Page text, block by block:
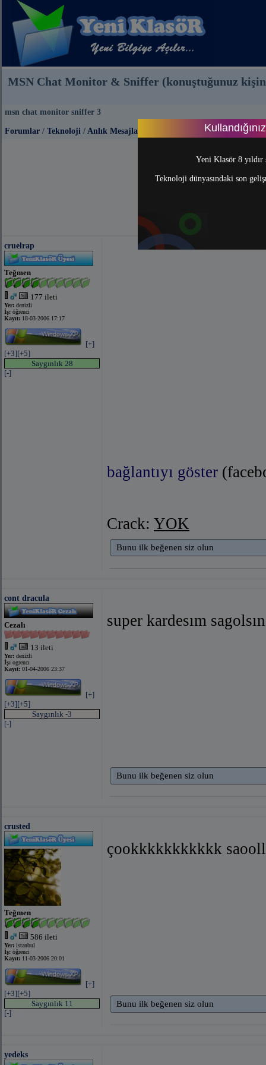
Yeni Klasör 8
Teknoloji dünyasındaki son
MSN Chat Monitor & Sniffer (konuştuğunuz
msn chat monitor sniffer 3
Forumlar / Teknoloji / Anlık Mesajlaşma (Messenger)
cruelrap
Teğmen
177 ileti
Yer: denizli
İş: öğrenci
Kayıt: 18-03-2006 17:17
[+]
[+3][+5]
Saygınlık 28
[-]
bağlantıyı göster
Crack: YOK
Bunu ilk beğenen siz olun
cont dracula
Cezalı
13 ileti
Yer: denizli
İş: ogrencı
Kayıt: 01-04-2006 23:37
[+]
[+3][+5]
Saygınlık -3
[-]
super kardesım sagolsın
Bunu ilk beğenen siz olun
crusted
Teğmen
586 ileti
Yer: istanbul
İş: öğrenci
Kayıt: 11-03-2006 20:01
[+]
[+3][+5]
Saygınlık 11
[-]
çookkkkkkkkkkk
Bunu ilk beğenen siz olun
yedeks